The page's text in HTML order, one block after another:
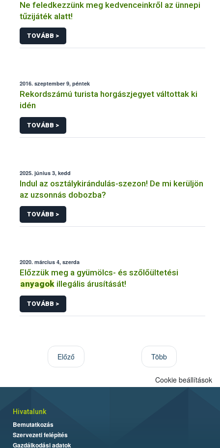
Ne feledkezzünk meg kedvenceinkről az ünnepi
tűzijáték alatt!
TOVÁBB >
2016. szeptember 9, péntek
Rekordszámú turista horgászjegyet váltottak ki
idén
TOVÁBB >
2025. június 3, kedd
Indul az osztálykirándulás-szezon! De mi kerüljön
az uzsonnás dobozba?
TOVÁBB >
2020. március 4, szerda
Előzzük meg a gyümölcs- és szőlőültetési
anyagok illegális árusítását!
TOVÁBB >
Előző Több
Cookie beállítások
Hivatalunk
Bemutatkozás
Szervezeti felépítés
Gazdálkodási adatok